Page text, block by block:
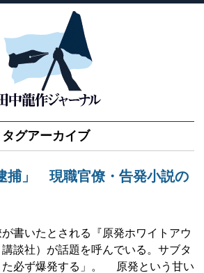
タグアーカイブ
捕」 現職官僚・告発小説の
書いたとされる『原発ホワイトアウ
講談社）が話題を呼んでいる。サブタ
た必ず爆発する」。 原発という甘い